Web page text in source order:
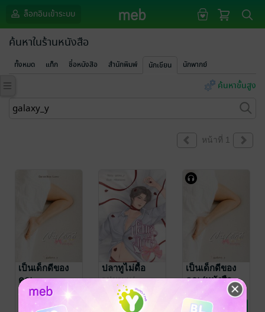
ล็อกอินเข้าระบบ
ค้นหาในร้านหนังสือ
ทั้งหมด แท็ก ชื่อหนังสือ สำนักพิมพ์ นักเขียน นักพากย์
ค้นหาขั้นสูง
หน้าที่ 1
เป็นเด็กดีของ
คุณ
galaxy_y /
galaxy_ystory
นิยายวาย Boy
No Rating
ปลาทูไม่ดื้อ
galaxy_y/
galaxy_ystory
นิยายวาย Boy
Love / Yaoi
1 Rating
เป็นเด็กดีของ
คุณ (หนังสือ
เสียง)
galaxy_y
galaxy_ystory
นิยายวาย Boy
1 Rating